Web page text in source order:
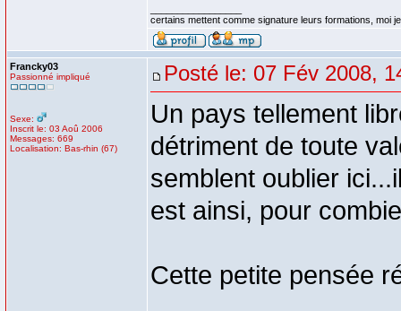
certains mettent comme signature leurs formations, moi
Francky03
Passionné impliqué
Sexe:
Inscrit le: 03 Aoû 2006
Messages: 669
Localisation: Bas-rhin (67)
Posté le: 07 Fév 2008,
Un pays tellement
détriment de toute
semblent oublier
est ainsi, pour
Cette petite pensée